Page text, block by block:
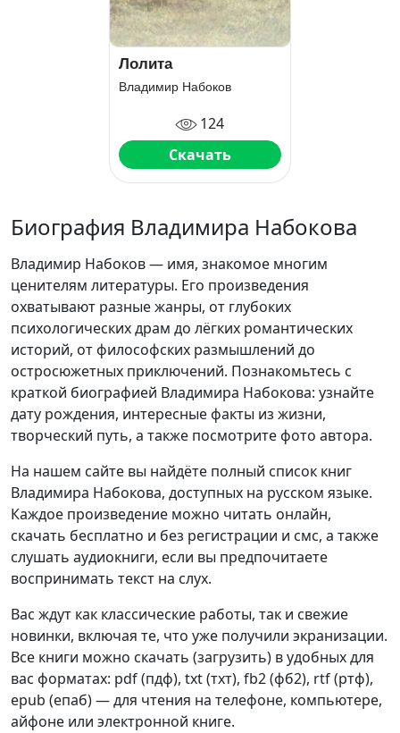
Лолита
Владимир Набоков
124
Скачать
Биография Владимира Набокова
Владимир Набоков — имя, знакомое многим
ценителям литературы. Его произведения
охватывают разные жанры, от глубоких
психологических драм до лёгких романтических
историй, от философских размышлений до
остросюжетных приключений. Познакомьтесь с
краткой биографией Владимира Набокова: узнайте
дату рождения, интересные факты из жизни,
творческий путь, а также посмотрите фото автора.
На нашем сайте вы найдёте полный список книг
Владимира Набокова, доступных на русском языке.
Каждое произведение можно читать онлайн,
скачать бесплатно и без регистрации и смс, а также
слушать аудиокниги, если вы предпочитаете
воспринимать текст на слух.
Вас ждут как классические работы, так и свежие
новинки, включая те, что уже получили экранизации.
Все книги можно скачать (загрузить) в удобных для
вас форматах: pdf (пдф), txt (тхт), fb2 (фб2), rtf (ртф),
epub (епаб) — для чтения на телефоне, компьютере,
айфоне или электронной книге.